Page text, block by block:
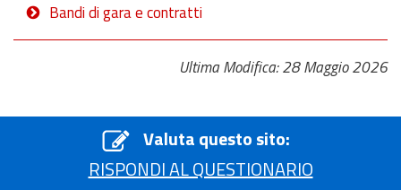
Bandi di gara e contratti
Ultima Modifica: 28 Maggio 2026
Valuta questo sito:
RISPONDI AL QUESTIONARIO